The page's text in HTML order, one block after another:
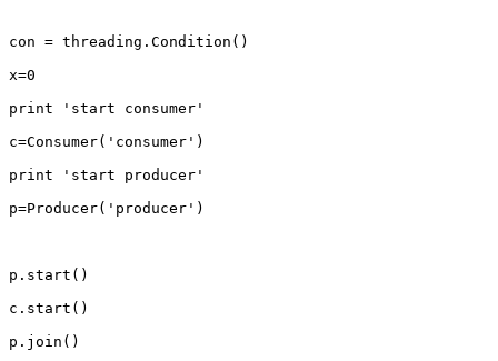
con = threading.Condition()
x=0
print 'start consumer'
c=Consumer('consumer')
print 'start producer'
p=Producer('producer')
p.start()
c.start()
p.join()